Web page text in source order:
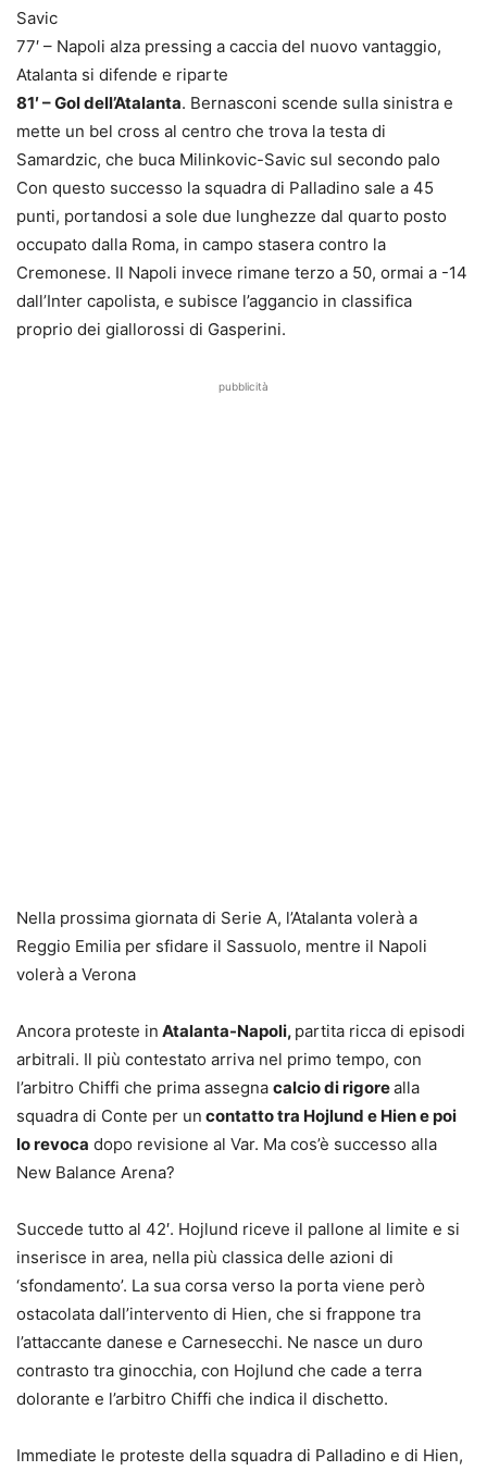
Savic
77′ – Napoli alza pressing a caccia del nuovo vantaggio,
Atalanta si difende e riparte
81′ – Gol dell’Atalanta. Bernasconi scende sulla sinistra e
mette un bel cross al centro che trova la testa di
Samardzic, che buca Milinkovic-Savic sul secondo palo
Con questo successo la squadra di Palladino sale a 45
punti, portandosi a sole due lunghezze dal quarto posto
occupato dalla Roma, in campo stasera contro la
Cremonese. Il Napoli invece rimane terzo a 50, ormai a -14
dall’Inter capolista, e subisce l’aggancio in classifica
proprio dei giallorossi di Gasperini.
pubblicità
Nella prossima giornata di Serie A, l’Atalanta volerà a
Reggio Emilia per sfidare il Sassuolo, mentre il Napoli
volerà a Verona
Ancora proteste in Atalanta-Napoli, partita ricca di episodi
arbitrali. Il più contestato arriva nel primo tempo, con
l’arbitro Chiffi che prima assegna calcio di rigorealla
squadra di Conte per un contatto tra Hojlund e Hien e poi
lo revoca dopo revisione al Var. Ma cos’è successo alla
New Balance Arena?
Succede tutto al 42′. Hojlund riceve il pallone al limite e si
inserisce in area, nella più classica delle azioni di
‘sfondamento’. La sua corsa verso la porta viene però
ostacolata dall’intervento di Hien, che si frappone tra
l’attaccante danese e Carnesecchi. Ne nasce un duro
contrasto tra ginocchia, con Hojlund che cade a terra
dolorante e l’arbitro Chiffi che indica il dischetto.
Immediate le proteste della squadra di Palladino e di Hien,